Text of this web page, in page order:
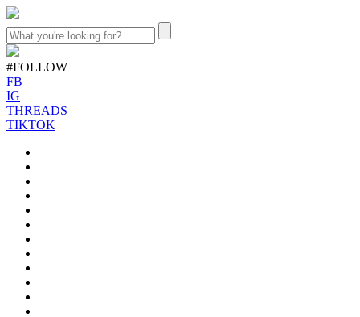
#FOLLOW
FB
IG
THREADS
TIKTOK